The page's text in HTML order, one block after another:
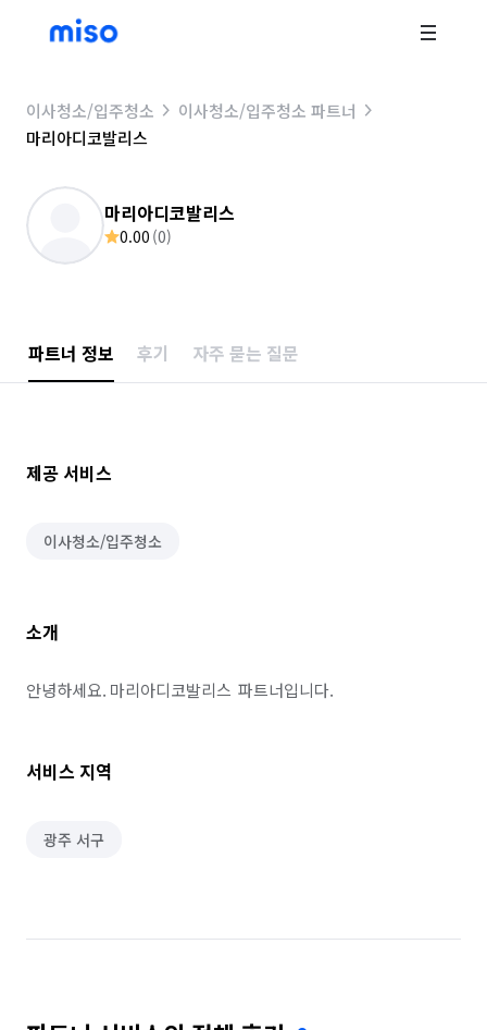
이사청소/입주청소
이사청소/입주청소 파트너
마리아디코발리스
마리아디코발리스
0.00 (0)
파트너 정보 후기 자주 묻는 질문
제공 서비스
이사청소/입주청소
소개
안녕하세요. 마리아디코발리스  파트너입니다.
서비스 지역
광주 서구